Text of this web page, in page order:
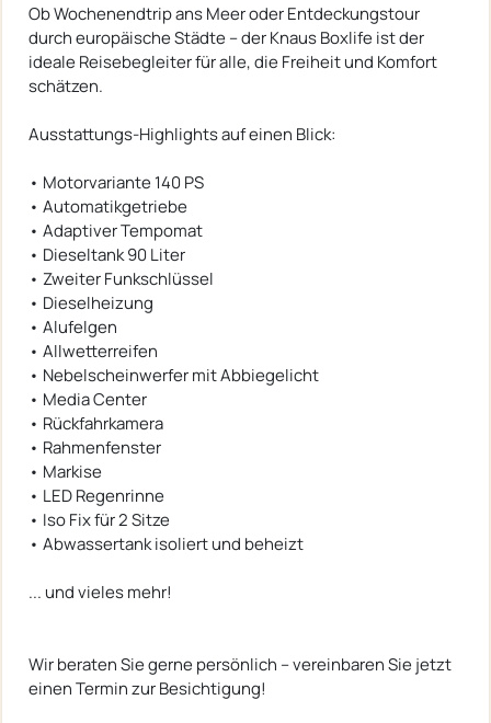
Ob Wochenendtrip ans Meer oder Entdeckungstour
durch europäische Städte – der Knaus Boxlife ist der
ideale Reisebegleiter für alle, die Freiheit und Komfort
schätzen.
Ausstattungs-Highlights auf einen Blick:
• Motorvariante 140 PS
• Automatikgetriebe
• Adaptiver Tempomat
• Dieseltank 90 Liter
• Zweiter Funkschlüssel
• Dieselheizung
• Alufelgen
• Allwetterreifen
• Nebelscheinwerfer mit Abbiegelicht
• Media Center
• Rückfahrkamera
• Rahmenfenster
• Markise
• LED Regenrinne
• Iso Fix für 2 Sitze
• Abwassertank isoliert und beheizt
... und vieles mehr!
Wir beraten Sie gerne persönlich – vereinbaren Sie jetzt
einen Termin zur Besichtigung!